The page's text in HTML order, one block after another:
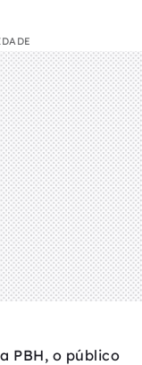
PBH, o público